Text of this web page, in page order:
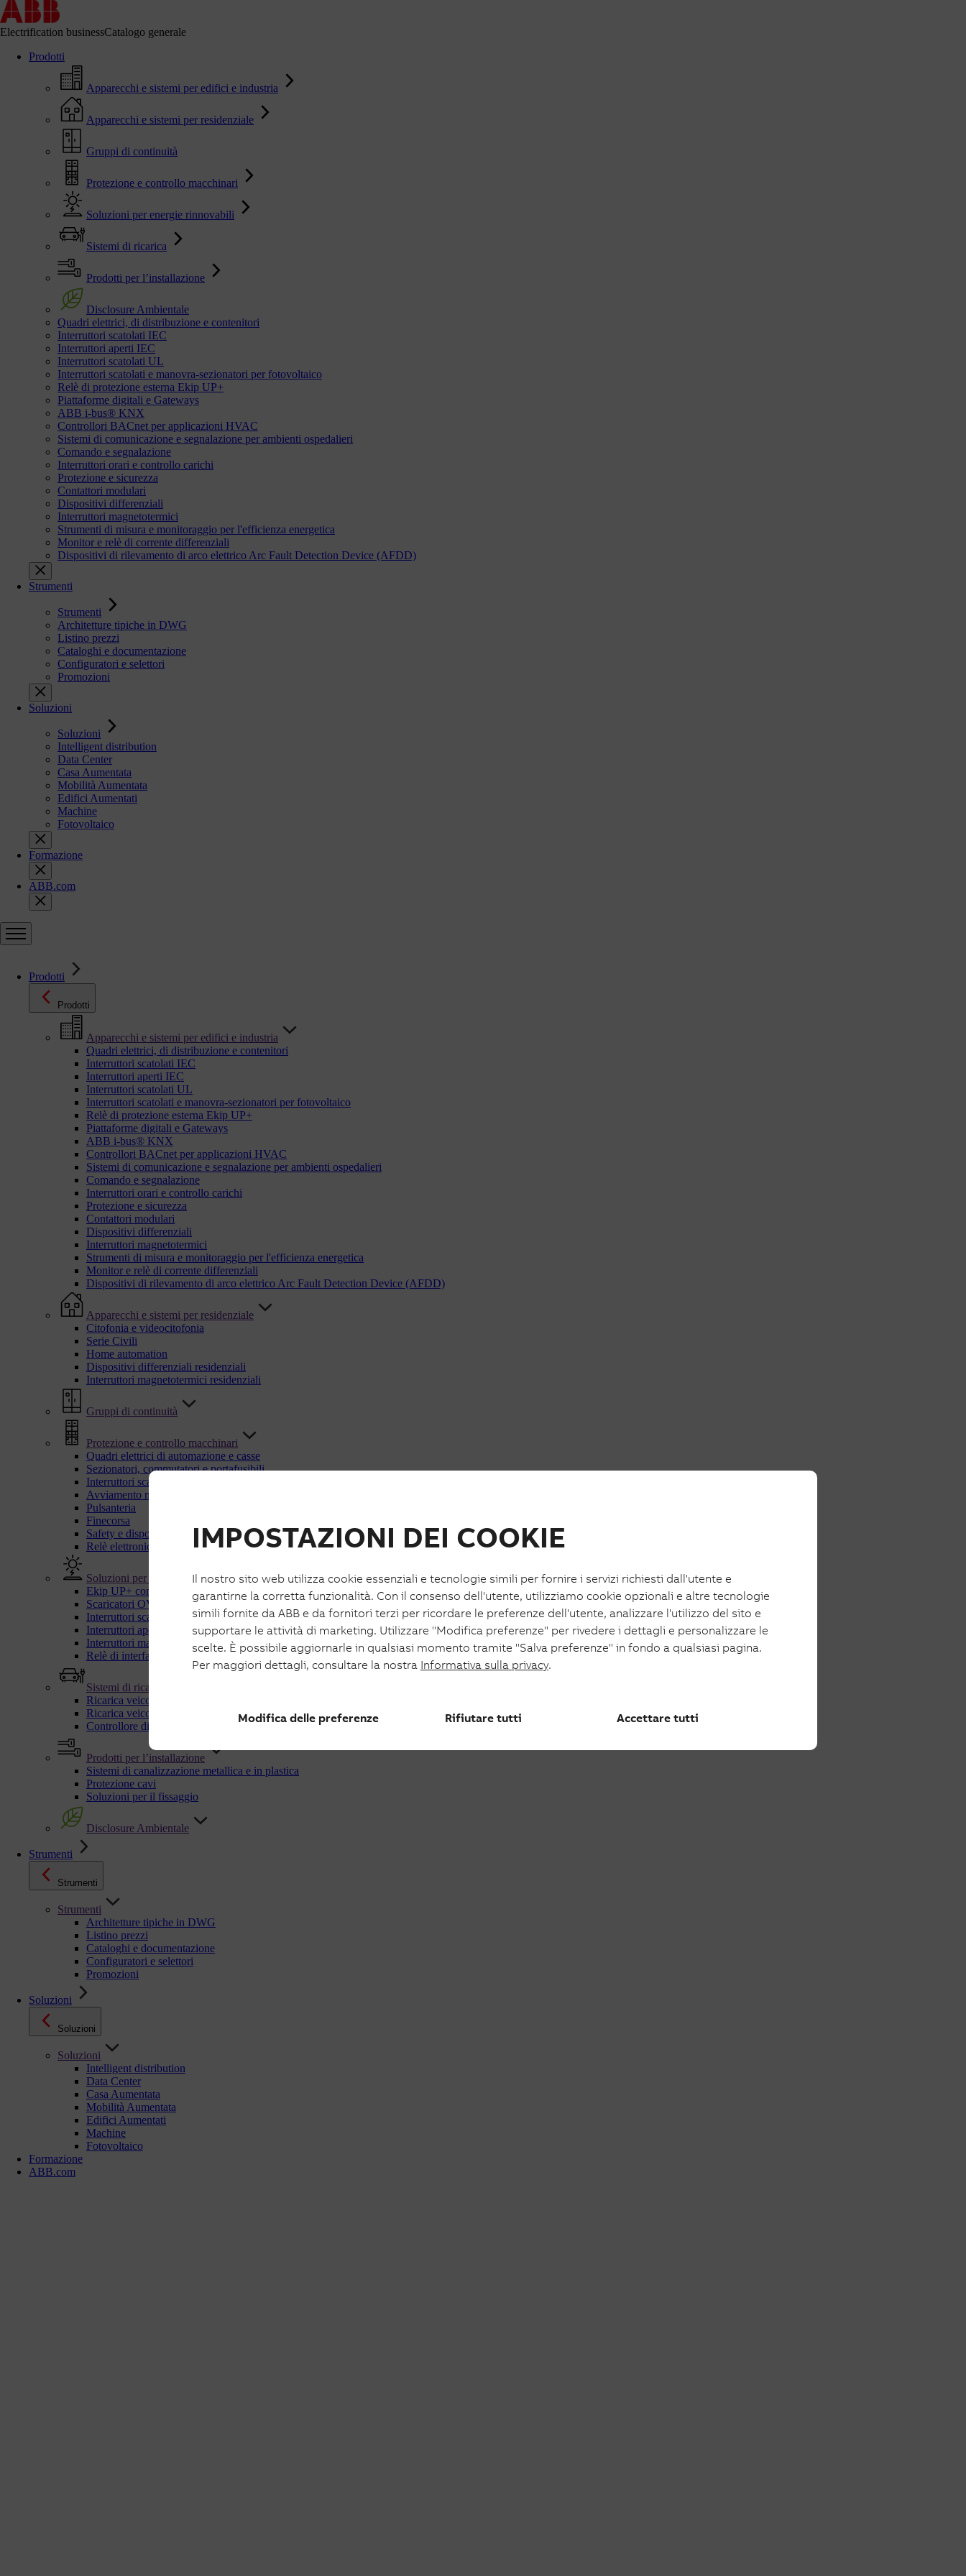
IMPOSTAZIONI DEI COOKIE
Il nostro sito web utilizza cookie essenziali e tecnologie simili per fornire i servizi richiesti dall'utente e
garantirne la corretta funzionalità. Con il consenso dell'utente, utilizziamo cookie opzionali e altre tecnologie
simili fornite da ABB e da fornitori terzi per ricordare le preferenze dell'utente, analizzare l'utilizzo del sito e
supportare le attività di marketing. Utilizzare "Modifica preferenze" per rivedere i dettagli e personalizzare le
scelte. È possibile aggiornarle in qualsiasi momento tramite "Salva preferenze" in fondo a qualsiasi pagina.
Per maggiori dettagli, consultare la nostra Informativa sulla privacy.
Modifica delle preferenze Rifiutare tutti Accettare tutti
Electrification businessCatalogo generale
Prodotti
Apparecchi e sistemi per edifici e industria
Apparecchi e sistemi per residenziale
Gruppi di continuità
Protezione e controllo macchinari
Soluzioni per energie rinnovabili
Sistemi di ricarica
Prodotti per l’installazione
Disclosure Ambientale
Quadri elettrici, di distribuzione e contenitori
Interruttori scatolati IEC
Interruttori aperti IEC
Interruttori scatolati UL
Interruttori scatolati e manovra-sezionatori per fotovoltaico
Relè di protezione esterna Ekip UP+
Piattaforme digitali e Gateways
ABB i-bus® KNX
Controllori BACnet per applicazioni HVAC
Sistemi di comunicazione e segnalazione per ambienti ospedalieri
Comando e segnalazione
Interruttori orari e controllo carichi
Protezione e sicurezza
Contattori modulari
Dispositivi differenziali
Interruttori magnetotermici
Strumenti di misura e monitoraggio per l'efficienza energetica
Monitor e relè di corrente differenziali
Dispositivi di rilevamento di arco elettrico Arc Fault Detection Device (AFDD)
Strumenti
Strumenti
Architetture tipiche in DWG
Listino prezzi
Cataloghi e documentazione
Configuratori e selettori
Promozioni
Soluzioni
Soluzioni
Intelligent distribution
Data Center
Casa Aumentata
Mobilità Aumentata
Edifici Aumentati
Machine
Fotovoltaico
Formazione
ABB.com
Prodotti
Prodotti
Apparecchi e sistemi per edifici e industria
Quadri elettrici, di distribuzione e contenitori
Interruttori scatolati IEC
Interruttori aperti IEC
Interruttori scatolati UL
Interruttori scatolati e manovra-sezionatori per fotovoltaico
Relè di protezione esterna Ekip UP+
Piattaforme digitali e Gateways
ABB i-bus® KNX
Controllori BACnet per applicazioni HVAC
Sistemi di comunicazione e segnalazione per ambienti ospedalieri
Comando e segnalazione
Interruttori orari e controllo carichi
Protezione e sicurezza
Contattori modulari
Dispositivi differenziali
Interruttori magnetotermici
Strumenti di misura e monitoraggio per l'efficienza energetica
Monitor e relè di corrente differenziali
Dispositivi di rilevamento di arco elettrico Arc Fault Detection Device (AFDD)
Apparecchi e sistemi per residenziale
Citofonia e videocitofonia
Serie Civili
Home automation
Dispositivi differenziali residenziali
Interruttori magnetotermici residenziali
Gruppi di continuità
Protezione e controllo macchinari
Quadri elettrici di automazione e casse
Sezionatori, commutatori e portafusibili
Interruttori scatolati UL
Avviamento motori
Pulsanteria
Finecorsa
Safety e dispositivi di sicurezza
Relè elettronici e di controllo
Soluzioni per energie rinnovabili
Ekip UP+ con IPS
Scaricatori OVR PV
Interruttori scatolati e manovra-sezionatori per fotovoltaico
Interruttori aperti e manovra-sezionatori per fotovoltaico
Interruttori magnetotermici fotovoltaico
Relè di interfaccia
Sistemi di ricarica
Ricarica veicoli elettrici in AC
Ricarica veicoli elettrici in DC
Controllore dinamico di carichi C-Kit
Prodotti per l’installazione
Sistemi di canalizzazione metallica e in plastica
Protezione cavi
Soluzioni per il fissaggio
Disclosure Ambientale
Strumenti
Strumenti
Strumenti
Architetture tipiche in DWG
Listino prezzi
Cataloghi e documentazione
Configuratori e selettori
Promozioni
Soluzioni
Soluzioni
Soluzioni
Intelligent distribution
Data Center
Casa Aumentata
Mobilità Aumentata
Edifici Aumentati
Machine
Fotovoltaico
Formazione
ABB.com